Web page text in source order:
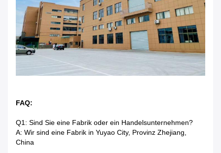
FAQ:
Q1: Sind Sie eine Fabrik oder ein Handelsunternehmen?
A: Wir sind eine Fabrik in Yuyao City, Provinz Zhejiang,
China